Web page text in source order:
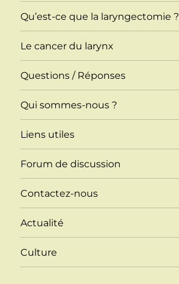
Qu’est-ce que la laryngectomie ?
Le cancer du larynx
Questions / Réponses
Qui sommes-nous ?
Liens utiles
Forum de discussion
Contactez-nous
Actualité
Culture